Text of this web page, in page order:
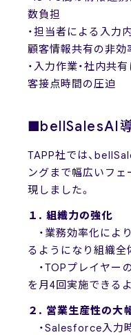
数負担
・担当者による入力
顧客情報共有の非効
・入力作業・社内共
客接点時間の圧迫
■bellSalesAI
TAPP社では、
ングまで幅広いフェ
現しました。
１. 組織力の強化
・業務効率化によ
るようになり組織
・TOPプレイヤー
を月4回実施できる
２. 営業生産性の大
・Salesforce入力